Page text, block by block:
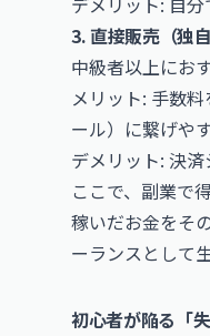
3. 直接販売（独
中級者以上にお
メリット: 手数
ール）に繋げや
デメリット: 決
ここで、副業で
稼いだお金をそ
ーランスとして
初心者が陥る「